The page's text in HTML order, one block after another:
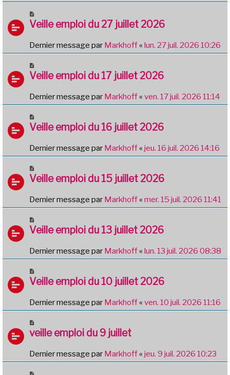
Veille emploi du 27 juillet 2026
Dernier message par Markhoff« lun. 27 juil. 2026 10:26
Veille emploi du 17 juillet 2026
Dernier message par Markhoff« ven. 17 juil. 2026 11:14
Veille emploi du 16 juillet 2026
Dernier message par Markhoff« jeu. 16 juil. 2026 14:16
Veille emploi du 15 juillet 2026
Dernier message par Markhoff« mer. 15 juil. 2026 11:41
Veille emploi du 13 juillet 2026
Dernier message par Markhoff« lun. 13 juil. 2026 08:38
Veille emploi du 10 juillet 2026
Dernier message par Markhoff« ven. 10 juil. 2026 11:16
veille emploi du 9 juillet
Dernier message par Markhoff« jeu. 9 juil. 2026 10:23